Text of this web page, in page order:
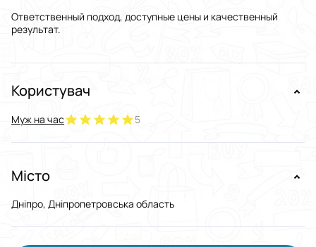
Ответственный подход, доступные цены и качественный
результат.
Користувач
Муж на час 5
Місто
Дніпро, Дніпропетровська область